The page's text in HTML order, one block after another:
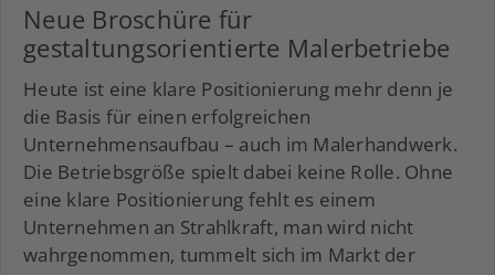
Neue Broschüre für
gestaltungsorientierte Malerbetriebe
Heute ist eine klare Positionierung mehr denn je
die Basis für einen erfolgreichen
Unternehmensaufbau – auch im Malerhandwerk.
Die Betriebsgröße spielt dabei keine Rolle. Ohne
eine klare Positionierung fehlt es einem
Unternehmen an Strahlkraft, man wird nicht
wahrgenommen, tummelt sich im Markt der